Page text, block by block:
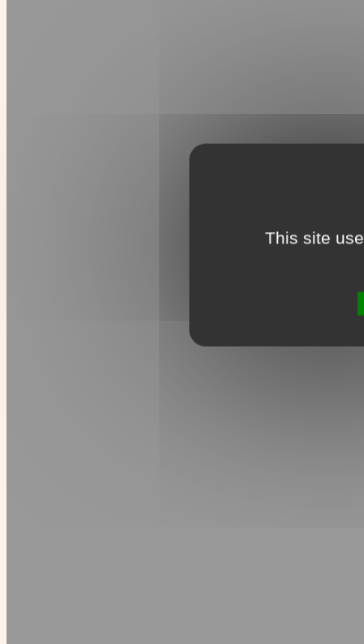
This site